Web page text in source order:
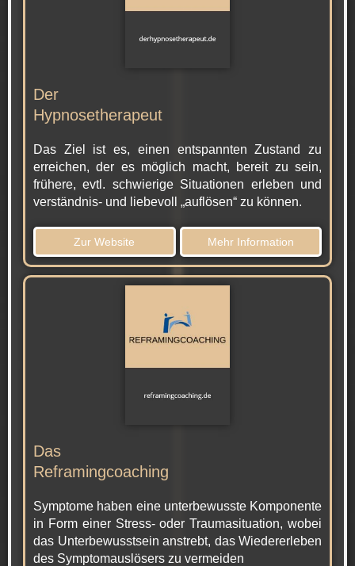
Der
Hypnosetherapeut
Das Ziel ist es, einen entspannten Zustand zu
erreichen, der es möglich macht, bereit zu sein,
frühere, evtl. schwierige Situationen erleben und
verständnis- und liebevoll „auflösen“ zu können.
Zur Website Mehr Information
Das
Reframingcoaching
Symptome haben eine unterbewusste Komponente
in Form einer Stress- oder Traumasituation, wobei
das Unterbewusstsein anstrebt, das Wiedererleben
des Symptomauslösers zu vermeiden